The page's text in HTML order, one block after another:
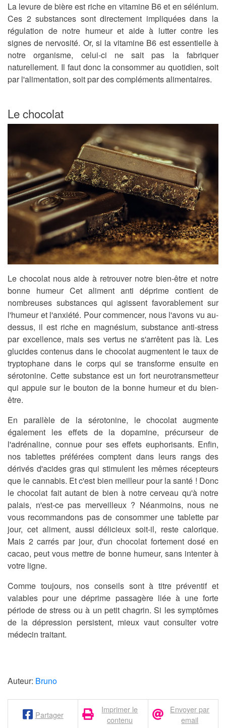
La levure de bière est riche en vitamine B6 et en sélénium.
Ces 2 substances sont directement impliquées dans la
régulation de notre humeur et aide à lutter contre les
signes de nervosité. Or, si la vitamine B6 est essentielle à
notre organisme, celui-ci ne sait pas la fabriquer
naturellement. Il faut donc la consommer au quotidien, soit
par l'alimentation, soit par des compléments alimentaires.
Le chocolat
Le chocolat nous aide à retrouver notre bien-être et notre
bonne humeur Cet aliment anti déprime contient de
nombreuses substances qui agissent favorablement sur
l'humeur et l'anxiété. Pour commencer, nous l'avons vu au-
dessus, il est riche en magnésium, substance anti-stress
par excellence, mais ses vertus ne s'arrêtent pas là. Les
glucides contenus dans le chocolat augmentent le taux de
tryptophane dans le corps qui se transforme ensuite en
sérotonine. Cette substance est un fort neurotransmetteur
qui appuie sur le bouton de la bonne humeur et du bien-
être.
En parallèle de la sérotonine, le chocolat augmente
également les effets de la dopamine, précurseur de
l'adrénaline, connue pour ses effets euphorisants. Enfin,
nos tablettes préférées comptent dans leurs rangs des
dérivés d'acides gras qui stimulent les mêmes récepteurs
que le cannabis. Et c'est bien meilleur pour la santé ! Donc
le chocolat fait autant de bien à notre cerveau qu'à notre
palais, n'est-ce pas merveilleux ? Néanmoins, nous ne
vous recommandons pas de consommer une tablette par
jour, cet aliment, aussi délicieux soit-il, reste calorique.
Mais 2 carrés par jour, d'un chocolat fortement dosé en
cacao, peut vous mettre de bonne humeur, sans intenter à
votre ligne.
Comme toujours, nos conseils sont à titre préventif et
valables pour une déprime passagère liée à une forte
période de stress ou à un petit chagrin. Si les symptômes
de la dépression persistent, mieux vaut consulter votre
médecin traitant.
Auteur: Bruno
Partager
Imprimer le
contenu
Envoyer par
email